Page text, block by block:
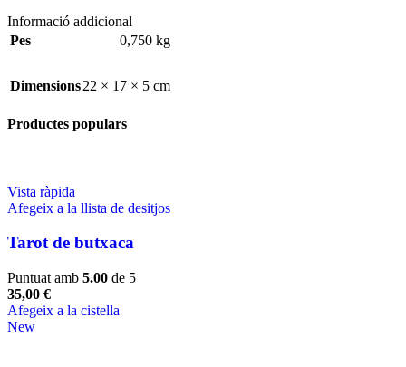
Informació addicional
Pes
0,750 kg
Dimensions22 × 17 × 5 cm
Productes populars
Vista ràpida
Afegeix a la llista de desitjos
Tarot de butxaca
Puntuat amb 5.00 de 5
35,00 €
Afegeix a la cistella
New